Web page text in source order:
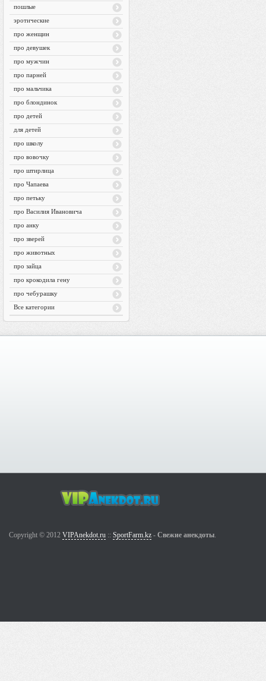
пошлые
эротические
про женщин
про девушек
про мужчин
про парней
про мальчика
про блондинок
про детей
для детей
про школу
про вовочку
про штирлица
про Чапаева
про петьку
про Василия Ивановича
про анку
про зверей
про животных
про зайца
про крокодила гену
про чебурашку
Все категории
Copyright © 2012 VIPAnekdot.ru :: SportFarm.kz - Свежие анекдоты.